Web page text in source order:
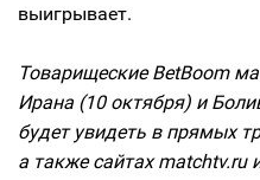
выигрывает.
Товарищеские BetBoom
Ирана (10 октября) и
будет увидеть в прямых
а также сайтах matchtv.ru